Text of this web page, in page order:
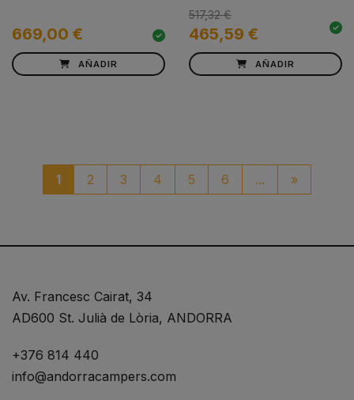
669,00 €
AÑADIR
465,59 €
517,32 €
AÑADIR
1 2 3 4 5 6 ... »
Av. Francesc Cairat, 34
AD600 St. Julià de Lòria, ANDORRA
+376 814 440
info@andorracampers.com